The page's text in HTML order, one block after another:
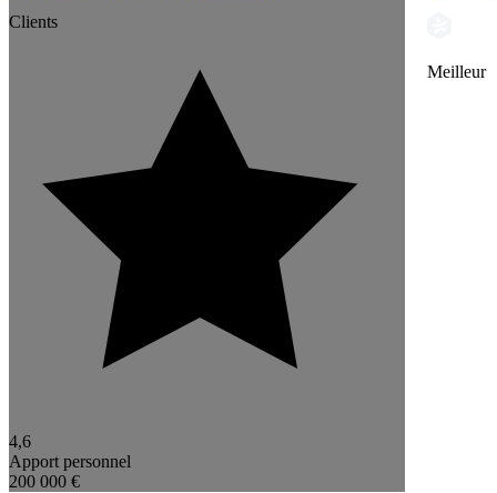
Clients
4,6
Apport personnel
200 000 €
Meilleur